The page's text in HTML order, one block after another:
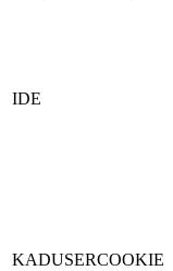
IDE
KADUSERCOOKIE